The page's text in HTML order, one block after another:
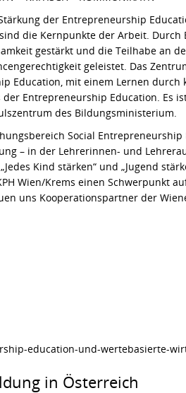
der Entrepreneurship
die Kernpunkte der Arbeit. Durch
gestärkt und die Teilhabe an
geleistet. Das
Education, mit einem Lernen durch
Entrepreneurship Education. Es
des Bildungsministerium.
Social
– in der Lehrerinnen- und
Kind stärken“ und „Jugend
Wien/Krems einen Schwerpunkt
uns Kooperationspartner der
education-und-wertebasierte-
in Österreich